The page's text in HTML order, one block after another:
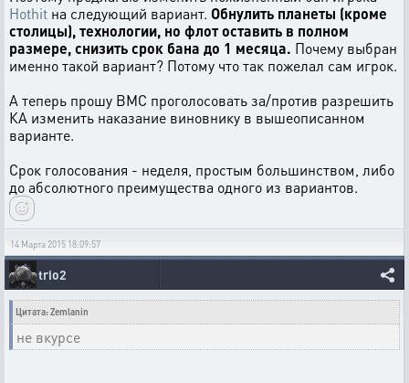
Hothit на следующий вариант. Обнулить планеты (кроме
столицы), технологии, но флот оставить в полном
размере, снизить срок бана до 1 месяца. Почему выбран
именно такой вариант? Потому что так пожелал сам игрок.
А теперь прошу ВМС проголосовать за/против разрешить
КА изменить наказание виновнику в вышеописанном
варианте.
Срок голосования - неделя, простым большинством, либо
до абсолютного преимущества одного из вариантов.
14 Марта 2015 18:09:57
trio2
Цитата: Zemlanin
не вкурсе